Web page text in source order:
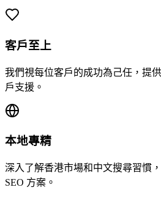
客戶至上
我們視每位客戶的成功為己任，提
戶支援。
本地專精
深入了解香港市場和中文搜尋習慣
SEO 方案。